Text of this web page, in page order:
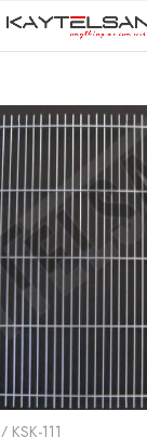
/ KSK-111